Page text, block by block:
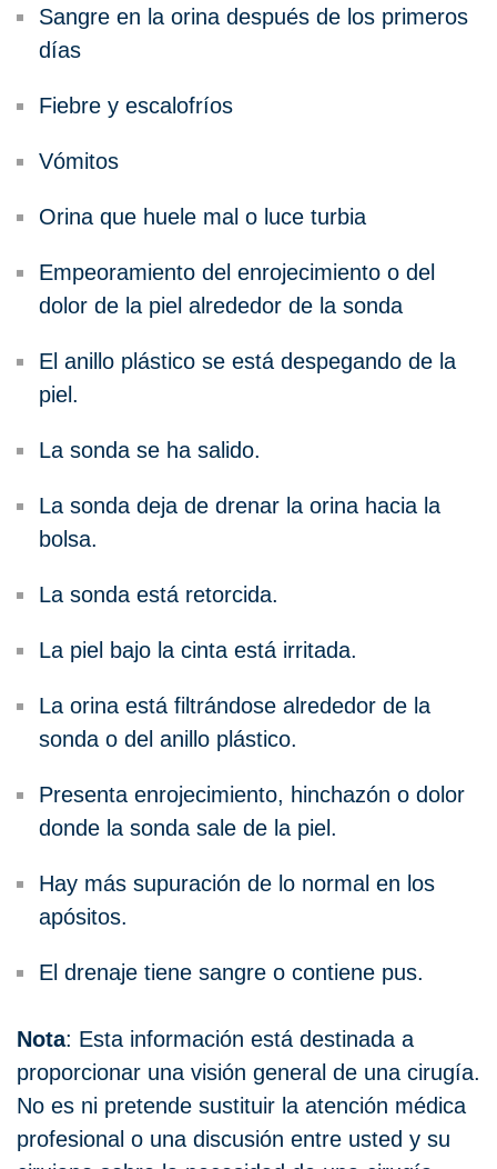
Sangre en la orina después de los primeros
días
Fiebre y escalofríos
Vómitos
Orina que huele mal o luce turbia
Empeoramiento del enrojecimiento o del
dolor de la piel alrededor de la sonda
El anillo plástico se está despegando de la
piel.
La sonda se ha salido.
La sonda deja de drenar la orina hacia la
bolsa.
La sonda está retorcida.
La piel bajo la cinta está irritada.
La orina está filtrándose alrededor de la
sonda o del anillo plástico.
Presenta enrojecimiento, hinchazón o dolor
donde la sonda sale de la piel.
Hay más supuración de lo normal en los
apósitos.
El drenaje tiene sangre o contiene pus.
Nota: Esta información está destinada a
proporcionar una visión general de una cirugía.
No es ni pretende sustituir la atención médica
profesional o una discusión entre usted y su